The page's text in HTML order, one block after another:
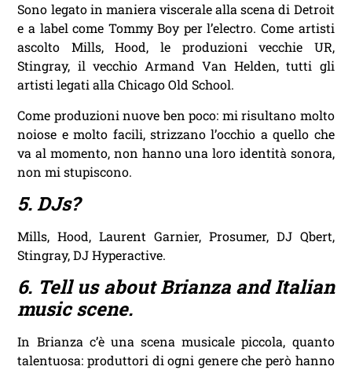
Sono legato in maniera viscerale alla scena di Detroit
e a label come Tommy Boy per l’electro. Come artisti
ascolto Mills, Hood, le produzioni vecchie UR,
Stingray, il vecchio Armand Van Helden, tutti gli
artisti legati alla Chicago Old School.
Come produzioni nuove ben poco: mi risultano molto
noiose e molto facili, strizzano l’occhio a quello che
va al momento, non hanno una loro identità sonora,
non mi stupiscono.
5. DJs?
Mills, Hood, Laurent Garnier, Prosumer, DJ Qbert,
Stingray, DJ Hyperactive.
6. Tell us about Brianza and Italian
music scene.
In Brianza c’è una scena musicale piccola, quanto
talentuosa: produttori di ogni genere che però hanno